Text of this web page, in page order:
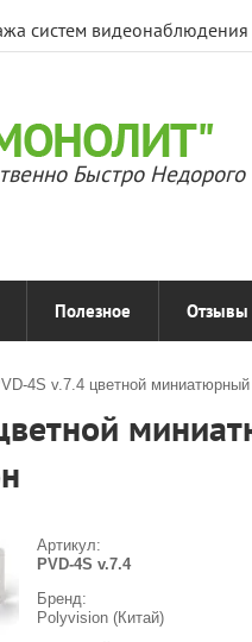
систем
Быстро Недорого
Полезное Отзывы
4S v.7.4 цветной
Артикул:
PVD-4S v.7.4
Бренд:
Polyvision (Китай)